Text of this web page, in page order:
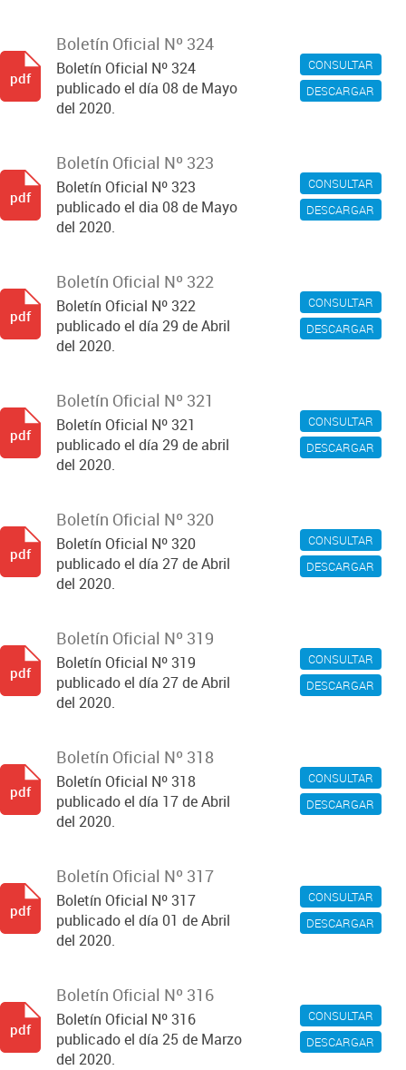
CONSULTAR
DESCARGAR
Boletín Oficial Nº 324
Boletín Oficial Nº 324
publicado el día 08 de Mayo
del 2020.
pdf
CONSULTAR
DESCARGAR
Boletín Oficial Nº 323
Boletín Oficial Nº 323
publicado el dia 08 de Mayo
del 2020.
pdf
CONSULTAR
DESCARGAR
Boletín Oficial Nº 322
Boletín Oficial Nº 322
publicado el día 29 de Abril
del 2020.
pdf
CONSULTAR
DESCARGAR
Boletín Oficial Nº 321
Boletín Oficial Nº 321
publicado el día 29 de abril
del 2020.
pdf
CONSULTAR
DESCARGAR
Boletín Oficial Nº 320
Boletín Oficial Nº 320
publicado el día 27 de Abril
del 2020.
pdf
CONSULTAR
DESCARGAR
Boletín Oficial Nº 319
Boletín Oficial Nº 319
publicado el día 27 de Abril
del 2020.
pdf
CONSULTAR
DESCARGAR
Boletín Oficial Nº 318
Boletín Oficial Nº 318
publicado el día 17 de Abril
del 2020.
pdf
CONSULTAR
DESCARGAR
Boletín Oficial Nº 317
Boletín Oficial Nº 317
publicado el día 01 de Abril
del 2020.
pdf
CONSULTAR
DESCARGAR
Boletín Oficial Nº 316
Boletín Oficial Nº 316
publicado el día 25 de Marzo
del 2020.
pdf